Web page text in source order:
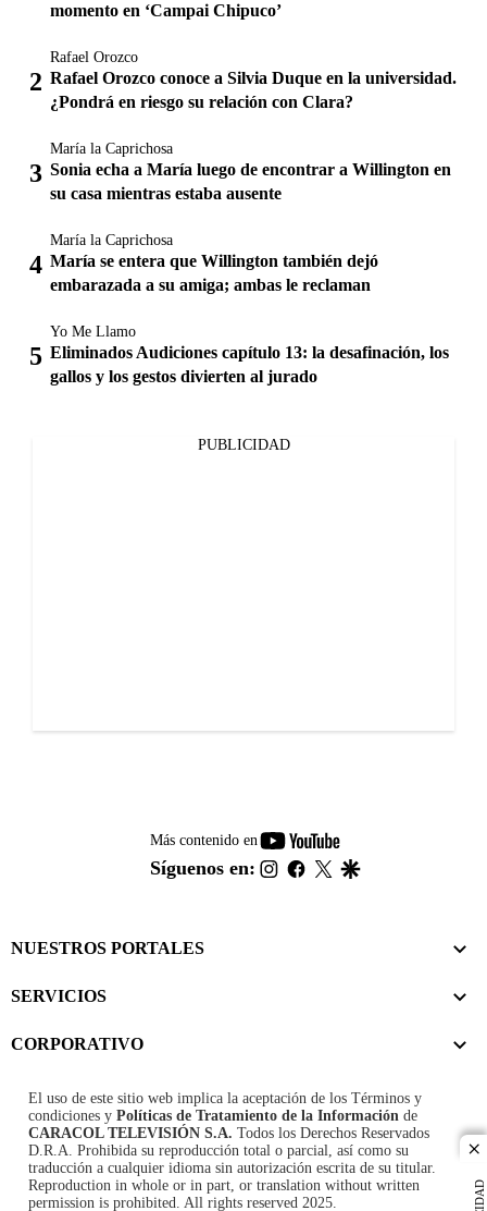
momento en ‘Campai Chipuco’
Rafael Orozco
Rafael Orozco conoce a Silvia Duque en la universidad.
¿Pondrá en riesgo su relación con Clara?
María la Caprichosa
Sonia echa a María luego de encontrar a Willington en
su casa mientras estaba ausente
María la Caprichosa
María se entera que Willington también dejó
embarazada a su amiga; ambas le reclaman
Yo Me Llamo
Eliminados Audiciones capítulo 13: la desafinación, los
gallos y los gestos divierten al jurado
PUBLICIDAD
Más contenido en
youtube-
footer
Síguenos en: instagram
facebook
twitter
NUESTROS PORTALES
SERVICIOS
CORPORATIVO
El uso de este sitio web implica la aceptación de los Términos y
condiciones y Políticas de Tratamiento de la Información de
CARACOL TELEVISIÓN S.A. Todos los Derechos Reservados
D.R.A. Prohibida su reproducción total o parcial, así como su
traducción a cualquier idioma sin autorización escrita de su titular.
Reproduction in whole or in part, or translation without written
permission is prohibited. All rights reserved 2025.